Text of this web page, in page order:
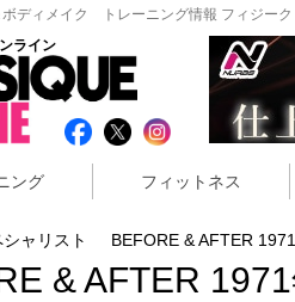
ディメイク トレーニング情報 フィジーク
ライン
ング フィットネス
シャリスト BEFORE & AFTER
& AFTER